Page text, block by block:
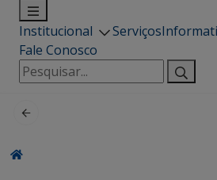
Institucional Serviços
Fale Conosco
Pesquisar
por: